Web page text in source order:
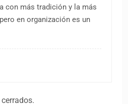
con más tradición y la más
en organización es un